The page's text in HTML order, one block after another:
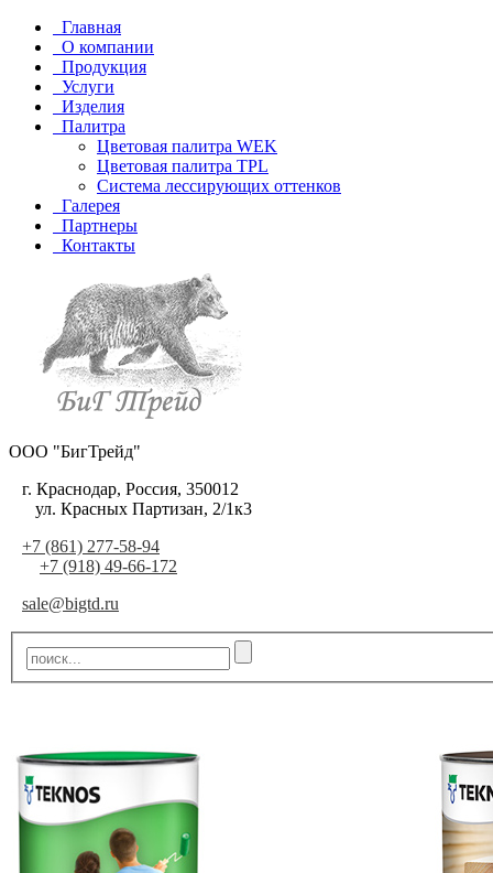
Главная
О компании
Продукция
Услуги
Изделия
Палитра
Цветовая палитра WEK
Цветовая палитра TPL
Система лессирующих оттенков
Галерея
Партнеры
Контакты
ООО "БигТрейд"
г. Краснодар, Россия, 350012
ул. Красных Партизан, 2/1к3
+7 (861) 277-58-94
+7 (918) 49-66-172
sale@bigtd.ru